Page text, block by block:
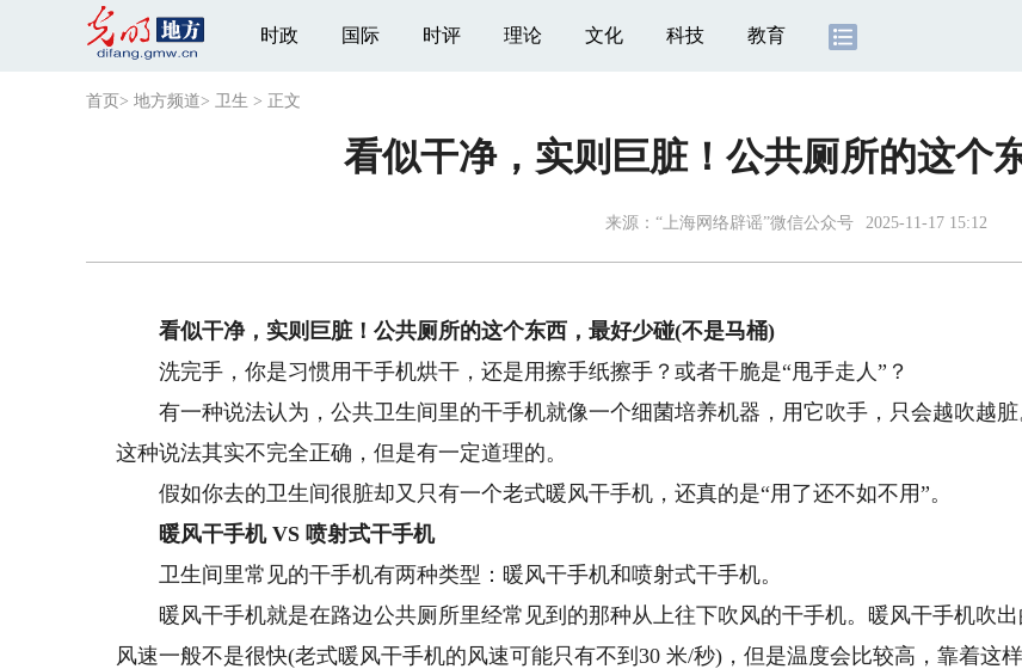
时政 国际 时评 理论 文化 科技 教育
首页 > 地方频道> 卫生 > 正文
看似干净，实则巨脏！公共厕所的这个
来源： “上海网络辟谣”微信公众号 2025-11-17 15:12
看似干净，实则巨脏！公共厕所的这个东西，最好少碰(不是马桶)
洗完手，你是习惯用干手机烘干，还是用擦手纸擦手？或者干脆是“甩手走人”？
有一种说法认为，公共卫生间里的干手机就像一个细菌培养机器，用它吹手，只会越吹越脏
这种说法其实不完全正确，但是有一定道理的。
假如你去的卫生间很脏却又只有一个老式暖风干手机，还真的是“用了还不如不用”。
暖风干手机 VS 喷射式干手机
卫生间里常见的干手机有两种类型：暖风干手机和喷射式干手机。
暖风干手机就是在路边公共厕所里经常见到的那种从上往下吹风的干手机。暖风干手机吹出
风速一般不是很快(老式暖风干手机的风速可能只有不到30 米/秒)，但是温度会比较高，靠着这